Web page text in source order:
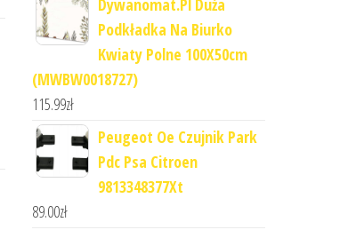
Dywanomat.Pl Duża
Podkładka Na Biurko
Kwiaty Polne 100X50cm
(MWBW0018727)
115.99zł
Peugeot Oe Czujnik Park
Pdc Psa Citroen
9813348377Xt
89.00zł